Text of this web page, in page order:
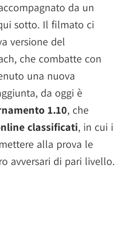
da un
sotto. Il filmato ci
versione del
che combatte con
una nuova
da oggi è
1.10, che
classificati, in cui i
alla prova le
avversari di pari livello.